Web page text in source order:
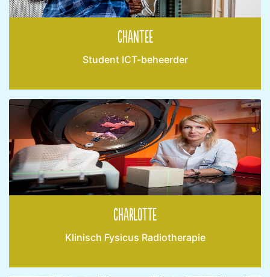
Chantee
Student ICT-beheerder
Charlotte
Klinisch Fysicus Radiotherapie